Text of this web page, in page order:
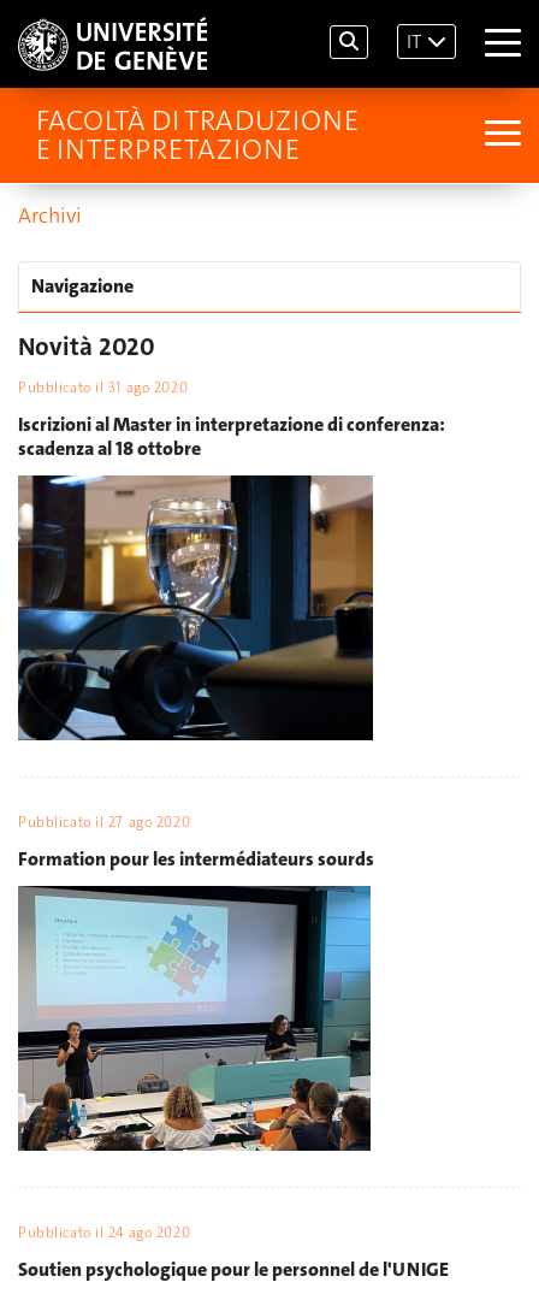
IT
FACOLTÀ DI TRADUZIONE
E INTERPRETAZIONE
Archivi
Navigazione
Novità 2020
Pubblicato il 31 ago 2020
Iscrizioni al Master in interpretazione di conferenza:
scadenza al 18 ottobre
Pubblicato il 27 ago 2020
Formation pour les intermédiateurs sourds
Pubblicato il 24 ago 2020
Soutien psychologique pour le personnel de l'UNIGE